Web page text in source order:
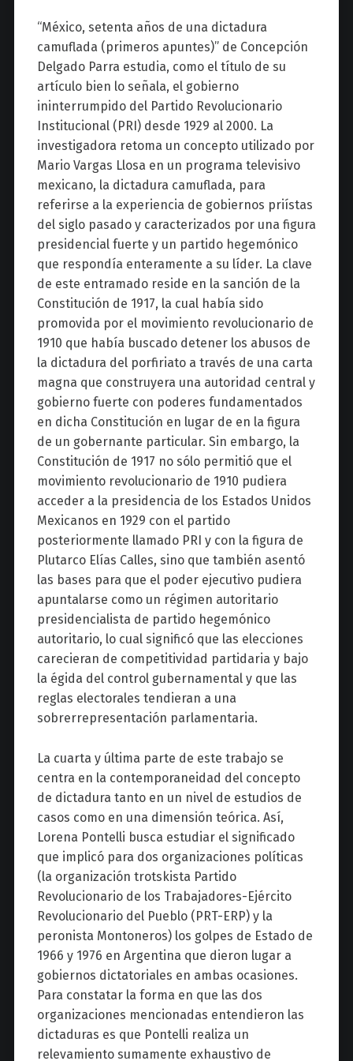
“México, setenta años de una dictadura
camuflada (primeros apuntes)” de Concepción
Delgado Parra estudia, como el título de su
artículo bien lo señala, el gobierno
ininterrumpido del Partido Revolucionario
Institucional (PRI) desde 1929 al 2000. La
investigadora retoma un concepto utilizado por
Mario Vargas Llosa en un programa televisivo
mexicano, la dictadura camuflada, para
referirse a la experiencia de gobiernos priístas
del siglo pasado y caracterizados por una figura
presidencial fuerte y un partido hegemónico
que respondía enteramente a su líder. La clave
de este entramado reside en la sanción de la
Constitución de 1917, la cual había sido
promovida por el movimiento revolucionario de
1910 que había buscado detener los abusos de
la dictadura del porfiriato a través de una carta
magna que construyera una autoridad central y
gobierno fuerte con poderes fundamentados
en dicha Constitución en lugar de en la figura
de un gobernante particular. Sin embargo, la
Constitución de 1917 no sólo permitió que el
movimiento revolucionario de 1910 pudiera
acceder a la presidencia de los Estados Unidos
Mexicanos en 1929 con el partido
posteriormente llamado PRI y con la figura de
Plutarco Elías Calles, sino que también asentó
las bases para que el poder ejecutivo pudiera
apuntalarse como un régimen autoritario
presidencialista de partido hegemónico
autoritario, lo cual significó que las elecciones
carecieran de competitividad partidaria y bajo
la égida del control gubernamental y que las
reglas electorales tendieran a una
sobrerrepresentación parlamentaria.
La cuarta y última parte de este trabajo se
centra en la contemporaneidad del concepto
de dictadura tanto en un nivel de estudios de
casos como en una dimensión teórica. Así,
Lorena Pontelli busca estudiar el significado
que implicó para dos organizaciones políticas
(la organización trotskista Partido
Revolucionario de los Trabajadores-Ejército
Revolucionario del Pueblo (PRT-ERP) y la
peronista Montoneros) los golpes de Estado de
1966 y 1976 en Argentina que dieron lugar a
gobiernos dictatoriales en ambas ocasiones.
Para constatar la forma en que las dos
organizaciones mencionadas entendieron las
dictaduras es que Pontelli realiza un
relevamiento sumamente exhaustivo de